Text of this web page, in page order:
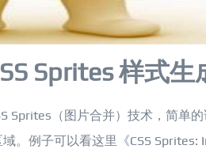
Sprites 样式生
Sprites（图片合并）技术，简单
。例子可以看这里《CSS Sprites: